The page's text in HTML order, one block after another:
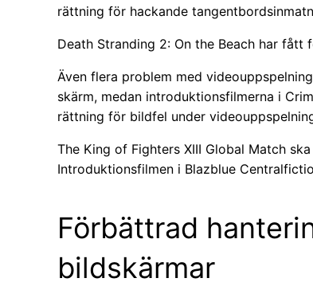
rättning för hackande
Death Stranding 2: On the Beach har
Även flera problem med
skärm, medan introduktionsfilmerna i
rättning för bildfel under
The King of Fighters XIII Global Match
Introduktionsfilmen i Blazblue
Förbättrad
bildskärmar